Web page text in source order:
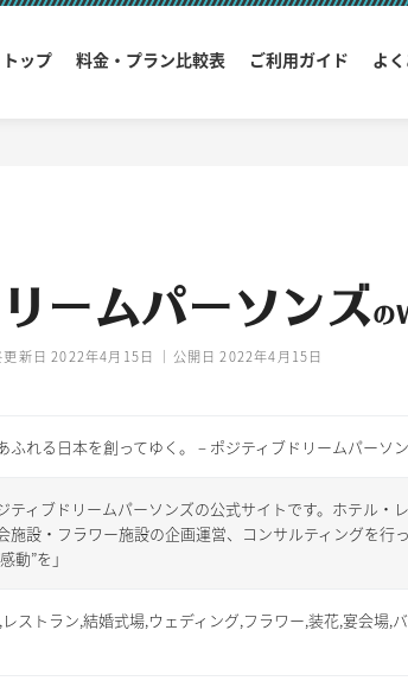
トップ 料金・プラン比較表 ご利用ガイド よ
ームパーソンズの
更新日 2022年4月15日 ｜公開日 2022年4月15日
ふれる日本を創ってゆく。 – ポジティブドリームパーソ
ティブドリームパーソンズの公式サイトです。ホテル・
施設・フラワー施設の企画運営、コンサルティングを行
動”を」
ストラン,結婚式場,ウェディング,フラワー,装花,宴会場,